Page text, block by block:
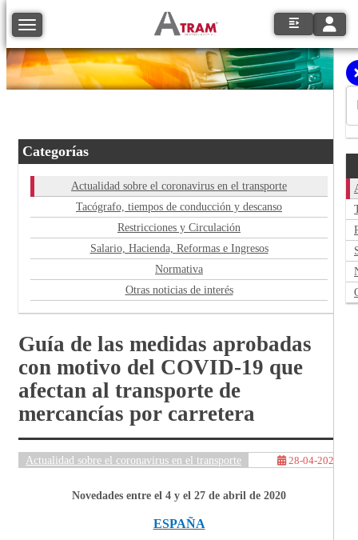
Toggle navigation
Categorías
Actualidad sobre el coronavirus en el transporte
Tacógrafo, tiempos de conducción y descanso
Restricciones y Circulación
Salario, Hacienda, Reformas e Ingresos
Normativa
Otras noticias de interés
Guía de las medidas aprobadas
con motivo del COVID-19 que
afectan al transporte de
mercancías por carretera
Actualidad sobre el coronavirus en el transporte 28-04-2020
Novedades entre el 4 y el 27 de abril de 2020
ESPAÑA